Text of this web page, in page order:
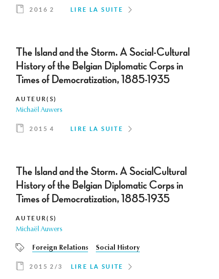
2016 2 LIRE LA SUITE
The Island and the Storm. A Social-Cultural
History of the Belgian Diplomatic Corps in
Times of Democratization, 1885-1935
AUTEUR(S)
Michaël Auwers
2015 4 LIRE LA SUITE
The Island and the Storm. A SocialCultural
History of the Belgian Diplomatic Corps in
Times of Democratization, 1885-1935
AUTEUR(S)
Michaël Auwers
Foreign Relations Social History
2015 2/3 LIRE LA SUITE